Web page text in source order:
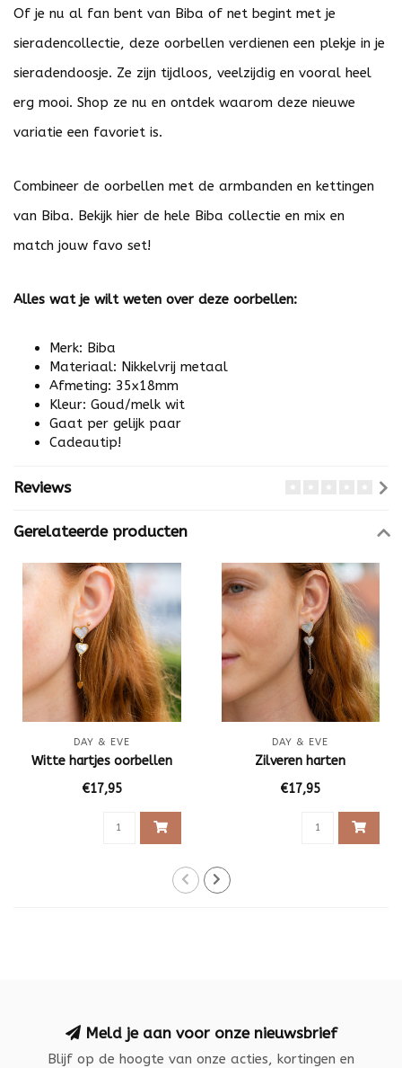
Of je nu al fan bent van Biba of net begint met je
sieradencollectie, deze oorbellen verdienen een plekje in je
sieradendoosje. Ze zijn tijdloos, veelzijdig en vooral heel
erg mooi. Shop ze nu en ontdek waarom deze nieuwe
variatie een favoriet is.
Combineer de oorbellen met de armbanden en kettingen
van Biba. Bekijk hier de hele Biba collectie en mix en
match jouw favo set!
Alles wat je wilt weten over deze oorbellen:
Merk: Biba
Materiaal: Nikkelvrij metaal
Afmeting: 35x18mm
Kleur: Goud/melk wit
Gaat per gelijk paar
Cadeautip!
Reviews
Gerelateerde producten
DAY & EVE
Witte hartjes oorbellen
€17,95
DAY & EVE
Zilveren harten
€17,95
Meld je aan voor onze nieuwsbrief
Blijf op de hoogte van onze acties, kortingen en